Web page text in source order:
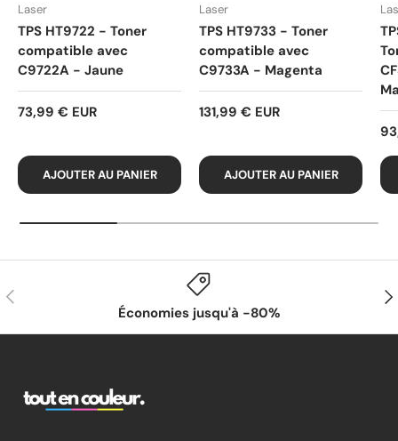
Laser
TPS HT9722 - Toner
compatible avec
C9722A - Jaune
73,99 € EUR
AJOUTER AU PANIER
Laser
TPS HT9733 - Toner
compatible avec
C9733A - Magenta
131,99 € EUR
AJOUTER AU PANIER
PRÉCÉDENT
Économies jusqu'à -80%